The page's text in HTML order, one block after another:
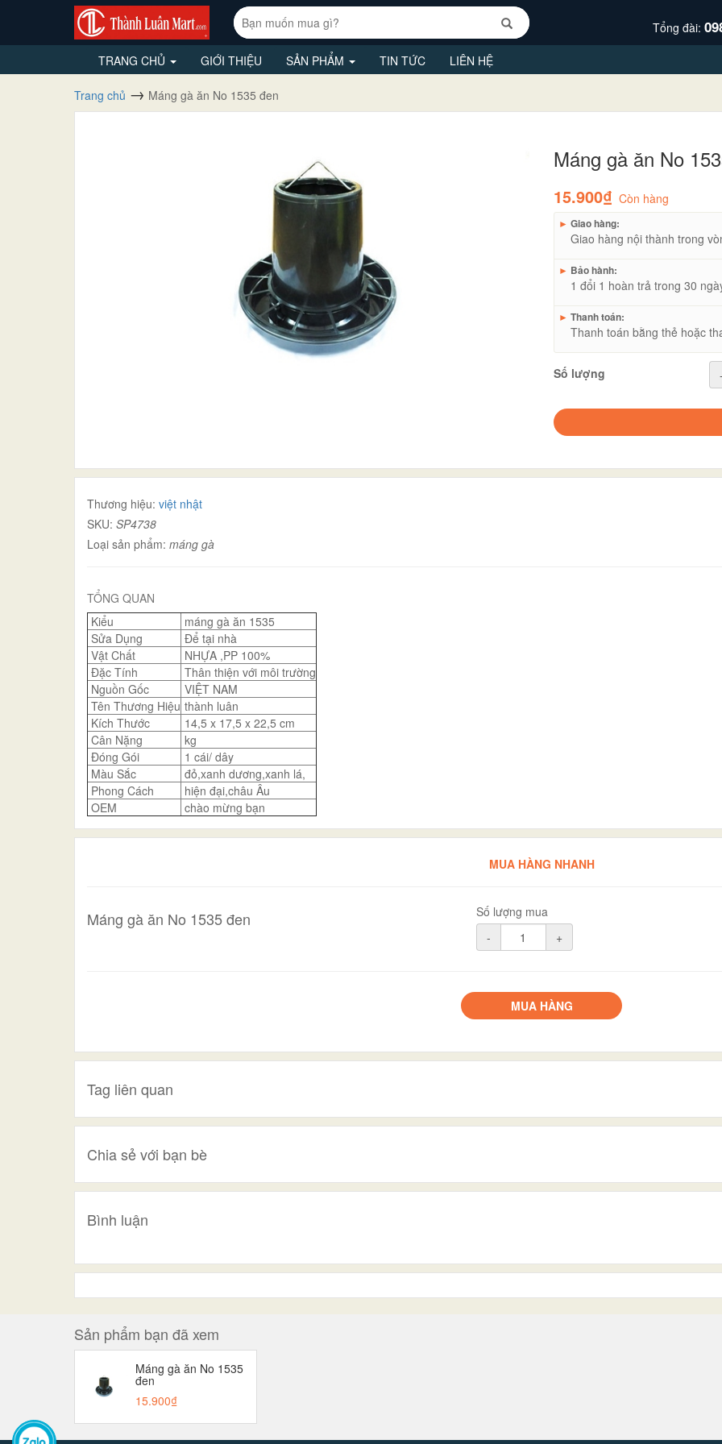
Tổng đài:
TRANG CHỦ GIỚI THIỆU SẢN PHẨM TIN TỨC LIÊN HỆ
Trang chủ Máng gà ăn No 1535 đen
Máng gà ăn No
15.900₫ Còn hàng
► Giao hàng:
Giao hàng nội thành trong
► Bảo hành:
1 đổi 1 hoàn trả trong 30
► Thanh toán:
Thanh toán bằng thẻ hoặc
Số lượng -
Thương hiệu: việt nhật
SKU: SP4738
Loại sản phẩm: máng gà
TỔNG QUAN
Kiểu
máng gà ăn 1535
Sửa Dụng
Để tại nhà
Vật Chất
NHỰA ,PP 100%
Đặc Tính
Thân thiện với môi trường
Nguồn Gốc
VIỆT NAM
Tên Thương Hiệu thành luân
Kích Thước
14,5 x 17,5 x 22,5 cm
Cân Nặng
kg
Đóng Gói
1 cái/ dây
Màu Sắc
đỏ,xanh dương,xanh lá,
Phong Cách
hiện đại,châu Âu
OEM
chào mừng bạn
MUA HÀNG NHANH
Máng gà ăn No 1535 đen
Số lượng mua
-
+
MUA HÀNG
Tag liên quan
Chia sẻ với bạn bè
Bình luận
Sản phẩm bạn đã xem
Máng gà ăn No 1535
đen
15.900₫